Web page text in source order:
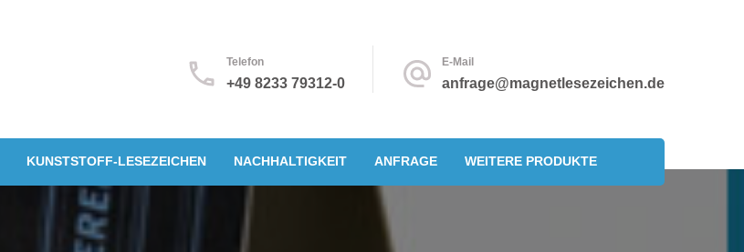
Telefon
+49 8233 79312-0
E-Mail
anfrage@magnetlesezeichen.de
KUNSTSTOFF-LESEZEICHEN NACHHALTIGKEIT ANFRAGE WEITERE PRODUKTE